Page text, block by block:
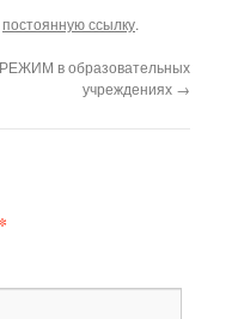
постоянную ссылку.
в образовательных
учреждениях →
*